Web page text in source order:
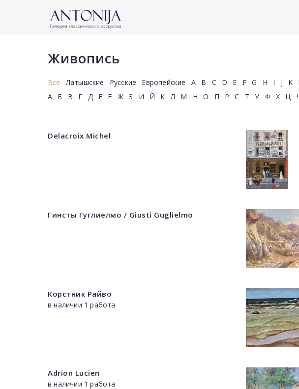
Живопись
Все Латышские Русские Европейские A B C D E F G H I J K
А
Б В Г Д Е Ё Ж З И Й К Л М Н О П Р С Т У Ф Х Ц
Delacroix Michel
Гинсты Гуглиелмо / Giusti Guglielmo
Корстник Райво
в наличии 1 работа
Adrion Lucien
в наличии 1 работа